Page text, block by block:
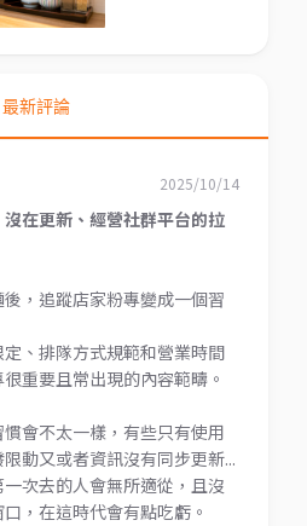
最新評論
2025/10/14
沒在更新、經營社群平台的拉
，追蹤店家粉專變成一個習
、排隊方式規範和營業時間
重要且常出現的內容範疇。
會不太一樣，有些只有使用
動又或者資訊沒有同步更新...
次去的人會無所適從，且沒
，在這時代會有點吃虧。